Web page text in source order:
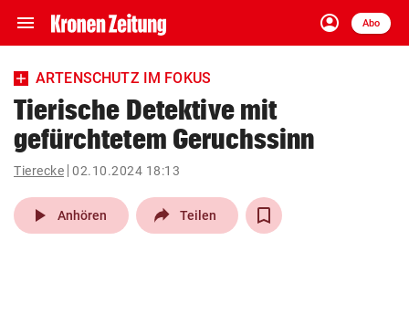
menu Navigation
ein-/ausklappen
account_circle
Anmelden
Abo
close Schließen
account_circle Anmelden
arrow_right
pin_drop
Wien arrow_right
ARTENSCHUTZ IM FOKUS
Tierische Detektive mit
gefürchtetem Geruchssinn
Tierecke 02.10.2024 18:13
play_arrow Anhören Teilen